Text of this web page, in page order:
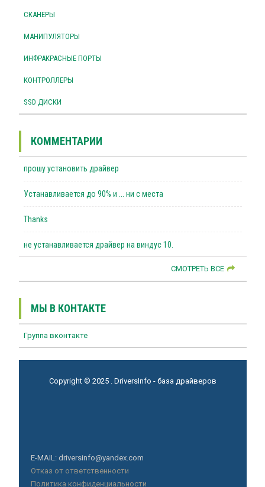
СКАНЕРЫ
МАНИПУЛЯТОРЫ
ИНФРАКРАСНЫЕ ПОРТЫ
КОНТРОЛЛЕРЫ
SSD ДИСКИ
КОММЕНТАРИИ
прошу установить драйвер
Устанавливается до 90% и ... ни с места
Thanks
не устанавливается драйвер на виндус 10.
СМОТРЕТЬ ВСЕ
МЫ В КОНТАКТЕ
Группа вконтакте
Copyright © 2025 . DriversInfo - база драйверов
E-MAIL: driversinfo@yandex.com
Отказ от ответственности
Политика конфиденциальности